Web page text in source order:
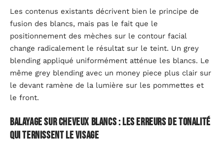
Les contenus existants décrivent bien le principe de
fusion des blancs, mais pas le fait que le
positionnement des mèches sur le contour facial
change radicalement le résultat sur le teint. Un grey
blending appliqué uniformément atténue les blancs. Le
même grey blending avec un money piece plus clair sur
le devant ramène de la lumière sur les pommettes et
le front.
Balayage sur cheveux blancs : les erreurs de tonalité
qui ternissent le visage